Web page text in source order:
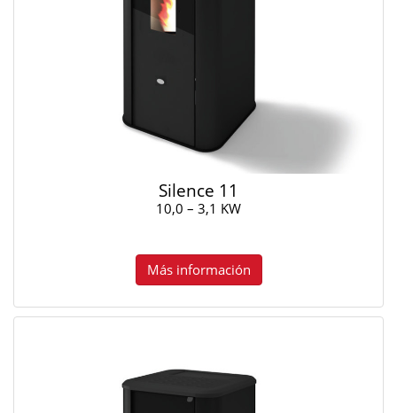
Silence 11
10,0 – 3,1 KW
Más información